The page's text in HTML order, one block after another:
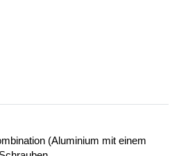
(Aluminium mit einem